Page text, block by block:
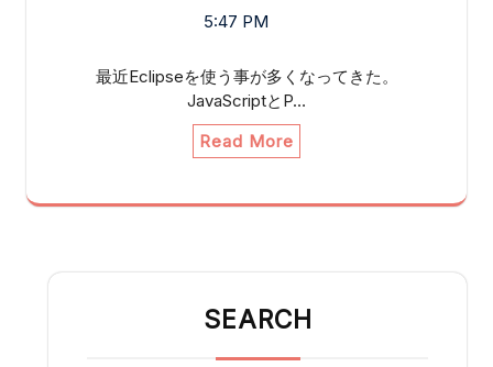
5:47 PM
最近Eclipseを使う事が多くなってきた。
JavaScriptとP…
Read More
SEARCH